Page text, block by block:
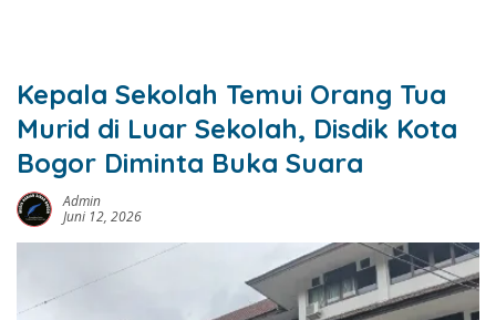
Kepala Sekolah Temui Orang Tua
Murid di Luar Sekolah, Disdik Kota
Bogor Diminta Buka Suara
Admin
Juni 12, 2026